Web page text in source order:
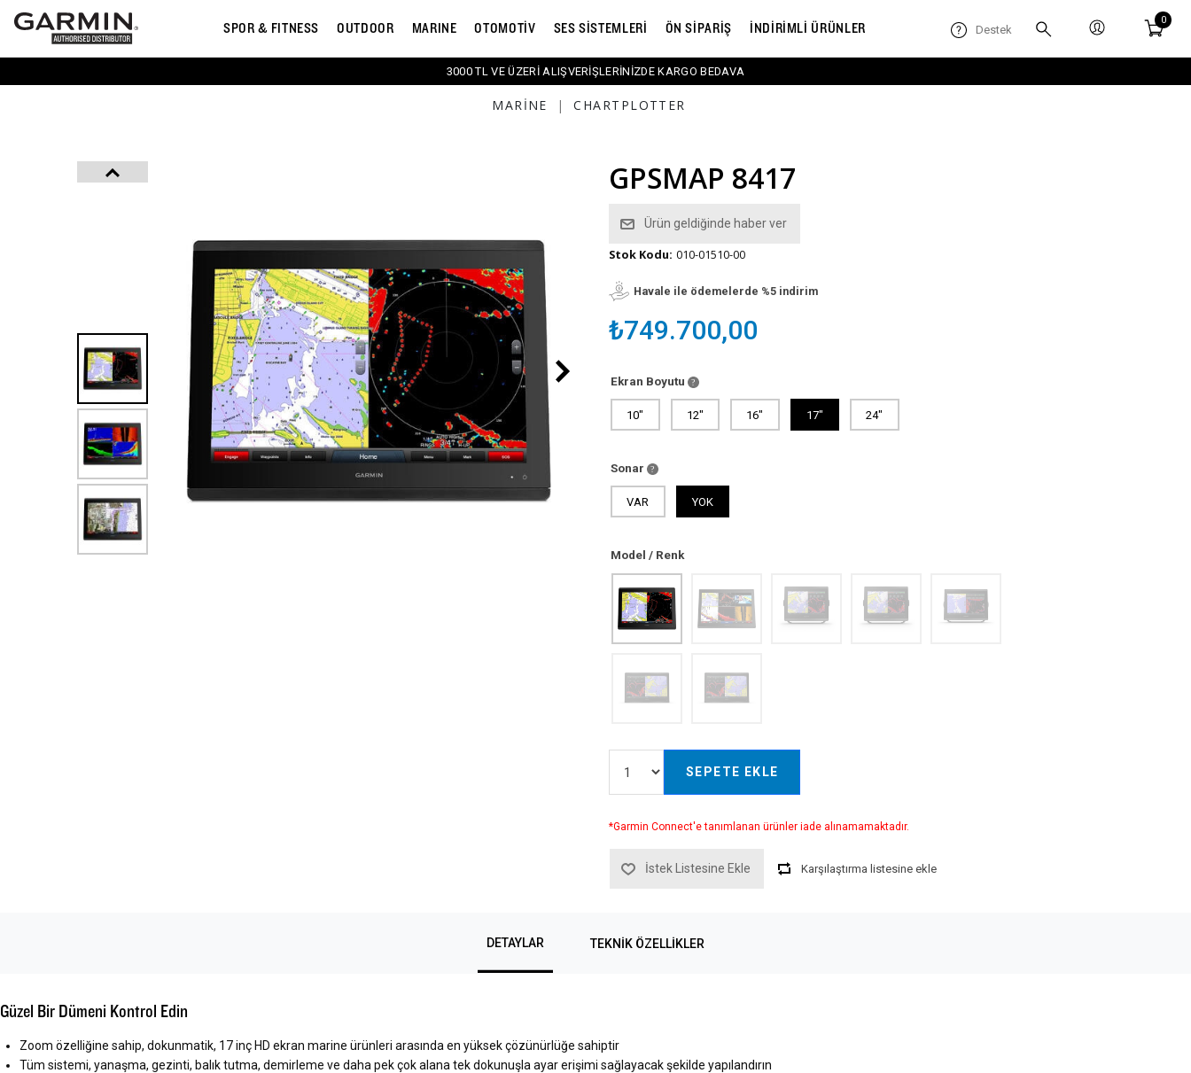
SPOR & FITNESS OUTDOOR MARINE OTOMOTİV SES SİSTEMLERİ ÖN SİPARİŞ İNDİRİMLİ ÜRÜNLER Destek
0
3000 TL VE ÜZERİ ALIŞVERİŞLERİNİZDE KARGO BEDAVA
MARINE | CHARTPLOTTER
GPSMAP 8417
Ürün geldiğinde haber ver
Stok Kodu: 010-01510-00
Havale ile ödemelerde %5 indirim
₺749.700,00
Ekran Boyutu
10" 12" 16" 17" 24"
Sonar
VAR YOK
Model / Renk
SEPETE EKLE
*Garmin Connect'e tanımlanan ürünler iade alınamamaktadır.
İstek Listesine Ekle Karşılaştırma listesine ekle
DETAYLAR TEKNIK ÖZELLIKLER
Güzel Bir Dümeni Kontrol Edin
Zoom özelliğine sahip, dokunmatik, 17 inç HD ekran marine ürünleri arasında en yüksek çözünürlüğe sahiptir
Tüm sistemi, yanaşma, gezinti, balık tutma, demirleme ve daha pek çok alana tek dokunuşla ayar erişimi sağlayacak şekilde yapılandırın